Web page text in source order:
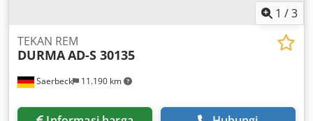
1 /3
Saerbeck 11.190 km
TEKAN REM
DURMAAD-S 30135